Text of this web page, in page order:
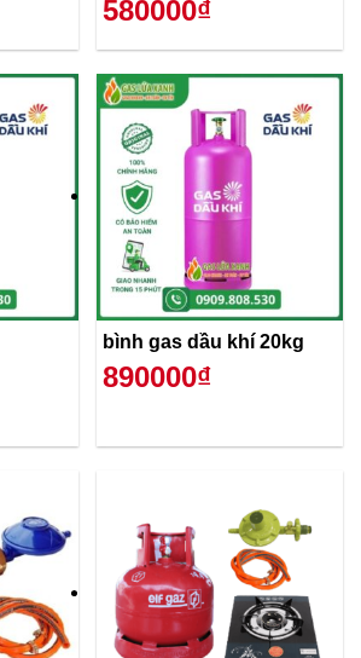
580000₫
bình gas dầu khí 20kg
890000₫